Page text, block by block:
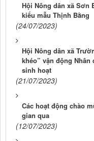
Hội Nông dân xã Sơn
kiểu mẫu Thịnh Bằng
(24/07/2023)
Hội Nông dân xã
khéo” vận động
sinh hoạt
(21/07/2023)
Các hoạt động chào
gian qua
(12/07/2023)